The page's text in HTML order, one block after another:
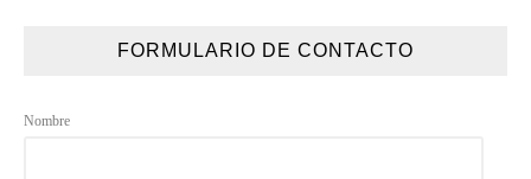
FORMULARIO DE CONTACTO
Nombre